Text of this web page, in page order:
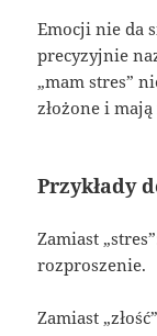
Emocji nie da
precyzyjnie
„mam stres”
złożone i
Przykłady
Zamiast
rozproszenie.
Zamiast